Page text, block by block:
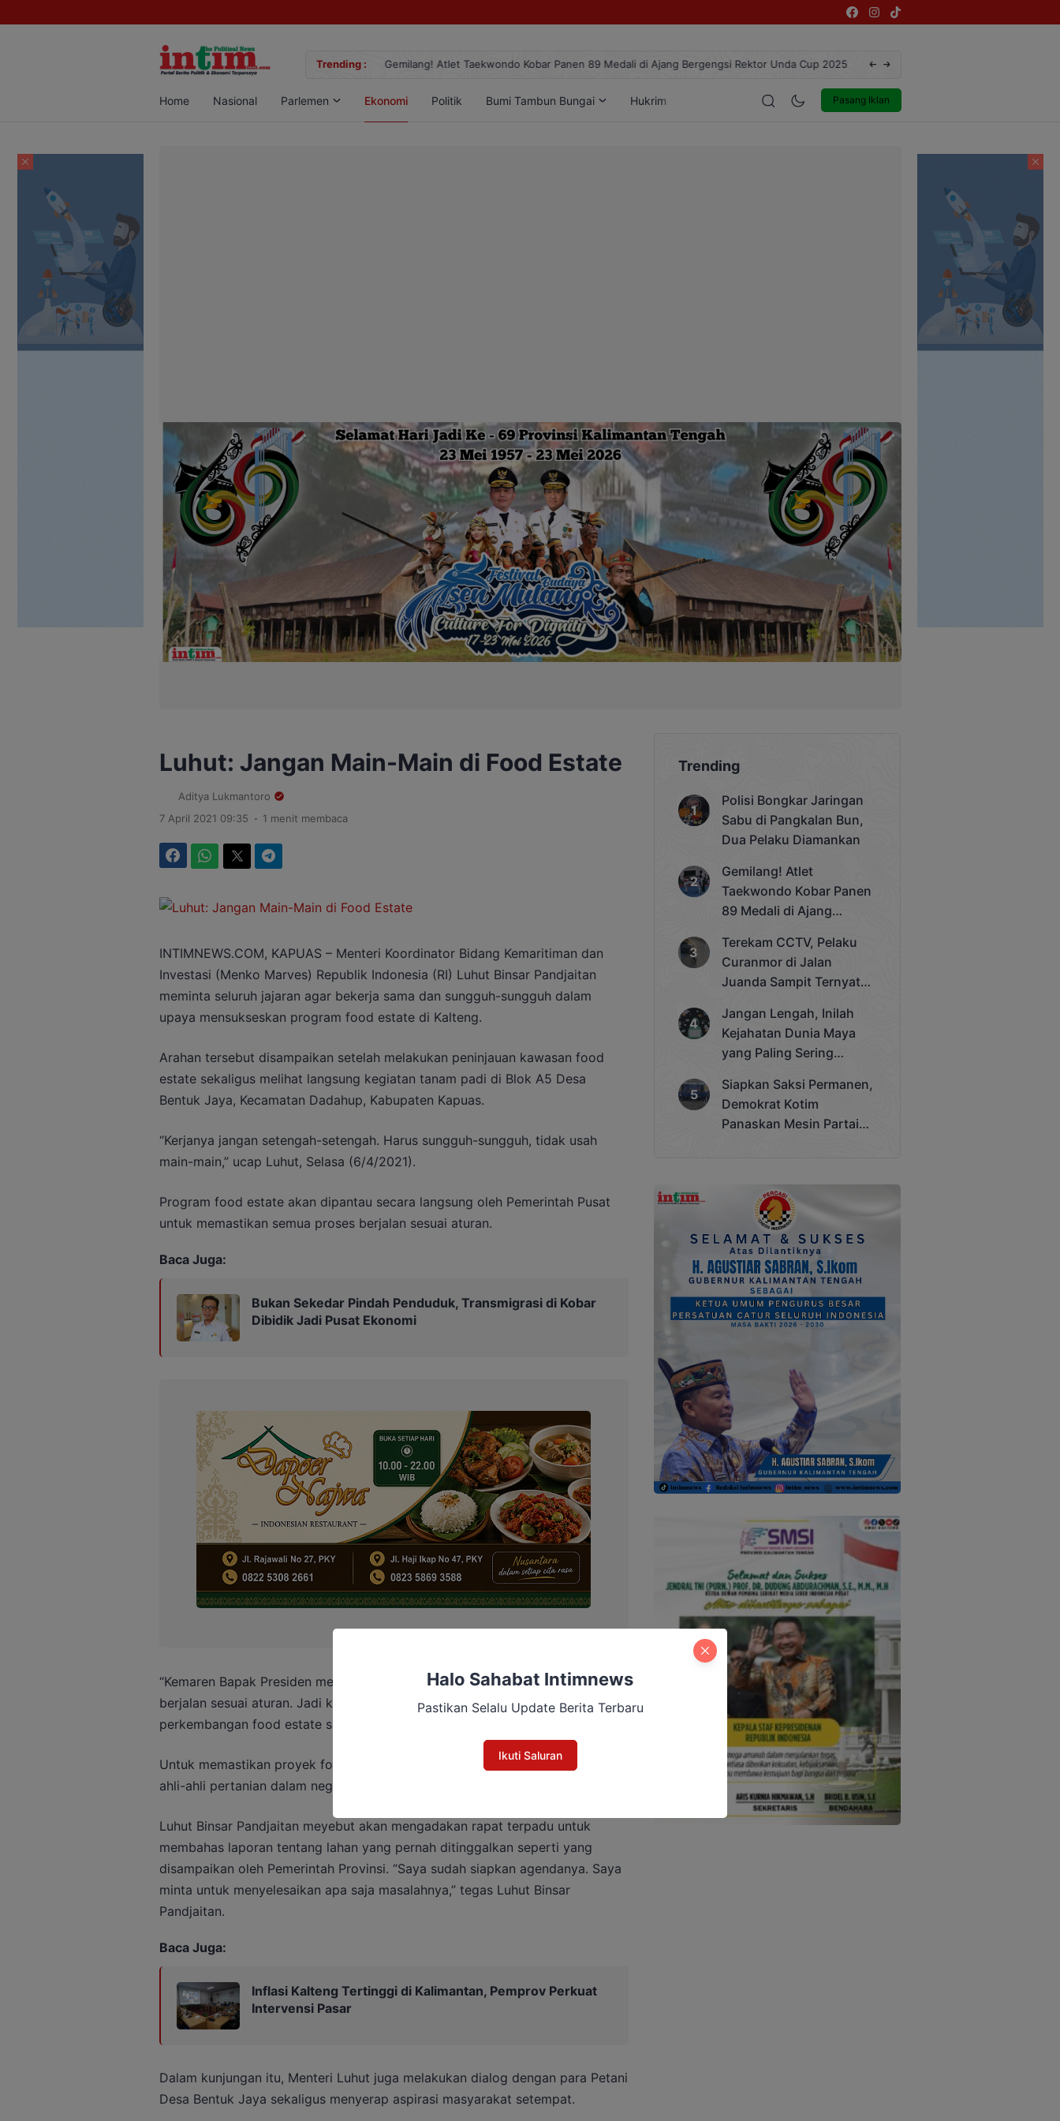
Trending :
Sabu di Pangkalan Bun, Dua Pelaku Diamankan Gemilang! Atlet Taekwondo Kobar Panen 89 Medali di Ajang Bergengsi Rektor Unda Cup 2025 Terekam CCTV, Pelaku Curanmor di
Pasang Iklan
Home Nasional Parlemen Ekonomi Politik Bumi Tambun Bungai Hukrim Entertainment
Luhut: Jangan Main-Main di Food Estate
Aditya Lukmantoro
7 April 2021 09:35 . 1 menit membaca
INTIMNEWS.COM, KAPUAS – Menteri Koordinator Bidang Kemaritiman dan
Investasi (Menko Marves) Republik Indonesia (RI) Luhut Binsar Pandjaitan
meminta seluruh jajaran agar bekerja sama dan sungguh-sungguh dalam
upaya mensukseskan program food estate di Kalteng.
Arahan tersebut disampaikan setelah melakukan peninjauan kawasan food
estate sekaligus melihat langsung kegiatan tanam padi di Blok A5 Desa
Bentuk Jaya, Kecamatan Dadahup, Kabupaten Kapuas.
“Kerjanya jangan setengah-setengah. Harus sungguh-sungguh, tidak usah
main-main,” ucap Luhut, Selasa (6/4/2021).
Program food estate akan dipantau secara langsung oleh Pemerintah Pusat
untuk memastikan semua proses berjalan sesuai aturan.
Baca Juga:
Bukan Sekedar Pindah Penduduk, Transmigrasi di Kobar
Dibidik Jadi Pusat Ekonomi
“Kemaren Bapak Presiden meminta kepada saya agar memastikan program ini
berjalan sesuai aturan. Jadi kami ramai-ramai datang kesini untuk melihat
perkembangan food estate sesuai dengan bidang masing-masing,” ujar Luhut.
Untuk memastikan proyek food estate berjalan dengan baik, akan dipadukan
ahli-ahli pertanian dalam negeri dengan konsultan dari luar .
Luhut Binsar Pandjaitan meyebut akan mengadakan rapat terpadu untuk
membahas laporan tentang lahan yang pernah ditinggalkan seperti yang
disampaikan oleh Pemerintah Provinsi. “Saya sudah siapkan agendanya. Saya
minta untuk menyelesaikan apa saja masalahnya,” tegas Luhut Binsar
Pandjaitan.
Baca Juga:
Inflasi Kalteng Tertinggi di Kalimantan, Pemprov Perkuat
Intervensi Pasar
Dalam kunjungan itu, Menteri Luhut juga melakukan dialog dengan para Petani
Desa Bentuk Jaya sekaligus menyerap aspirasi masyarakat setempat.
Trending
Polisi Bongkar Jaringan
Sabu di Pangkalan Bun,
Dua Pelaku Diamankan
Gemilang! Atlet
Taekwondo Kobar Panen
89 Medali di Ajang
Cup 2025
Terekam CCTV, Pelaku
Curanmor di Jalan
Juanda Sampit Ternyata
Jangan Lengah, Inilah
Kejahatan Dunia Maya
yang Paling Sering
Siapkan Saksi Permanen,
Demokrat Kotim
Panaskan Mesin Partai
Halo Sahabat Intimnews
Pastikan Selalu Update Berita Terbaru
Ikuti Saluran